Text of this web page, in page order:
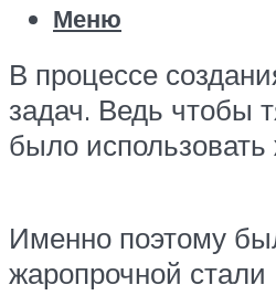
Меню
В процессе
задач. Ведь чтобы
было
Именно поэтому
жаропрочной стали